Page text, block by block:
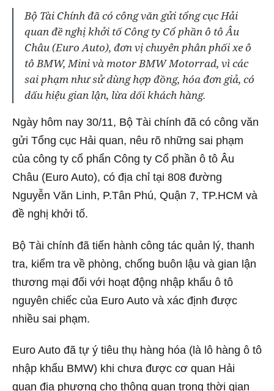
Bộ Tài Chính đã có công văn gửi tổng cục Hải
quan đề nghị khởi tố Công ty Cổ phần ô tô Âu
Châu (Euro Auto), đơn vị chuyên phân phối xe ô
tô BMW, Mini và motor BMW Motorrad, vì các
sai phạm như sử dùng hợp đồng, hóa đơn giả, có
dấu hiệu gian lận, lừa dối khách hàng.
Ngày hôm nay 30/11, Bộ Tài chính đã có công văn
gửi Tổng cục Hải quan, nêu rõ những sai phạm
của công ty cổ phẩn Công ty Cổ phần ô tô Âu
Châu (Euro Auto), có địa chỉ tại 808 đường
Nguyễn Văn Linh, P.Tân Phú, Quận 7, TP.HCM và
đề nghị khởi tố.
Bộ Tài chính đã tiến hành công tác quản lý, thanh
tra, kiểm tra về phòng, chống buôn lậu và gian lận
thương mại đối với hoạt động nhập khẩu ô tô
nguyên chiếc của Euro Auto và xác định được
nhiều sai phạm.
Euro Auto đã tự ý tiêu thụ hàng hóa (là lô hàng ô tô
nhập khẩu BMW) khi chưa được cơ quan Hải
quan địa phương cho thông quan trong thời gian